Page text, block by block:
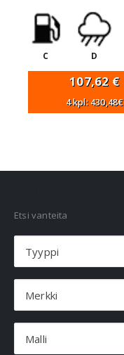
C D
107,62 €
4 kpl: 430,48€
Etsi vanteita
Tyyppi
Merkki
Malli